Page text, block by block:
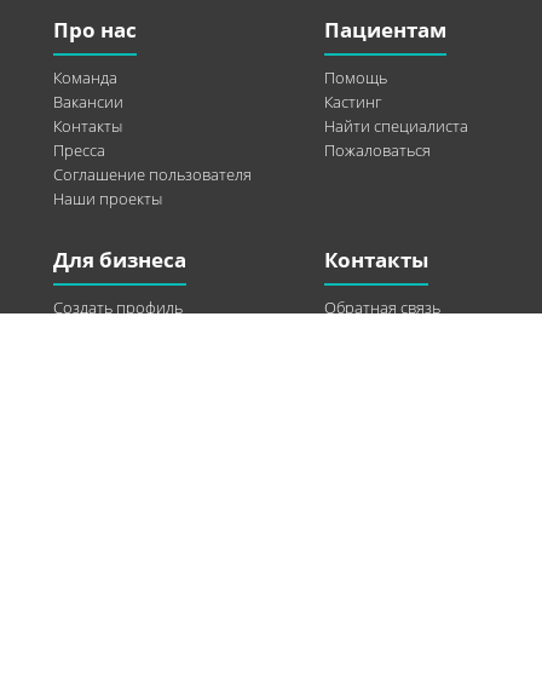
Про нас
Команда
Вакансии
Контакты
Пресса
Соглашение пользователя
Наши проекты
Пациентам
Помощь
Кастинг
Найти специалиста
Пожаловаться
Для бизнеса
Создать профиль
Контакты
Обратная связь